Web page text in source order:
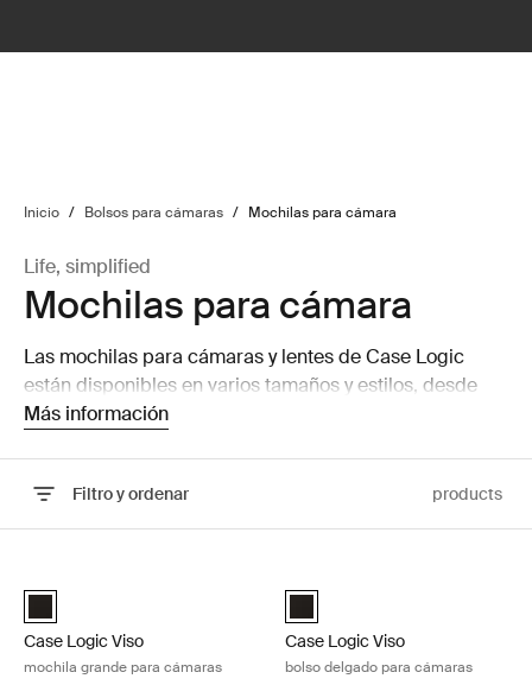
Inicio / Bolsos para cámaras / Mochilas para cámara
Life, simplified
Mochilas para cámara
Las mochilas para cámaras y lentes de Case Logic
están disponibles en varios tamaños y estilos, desde
mochilas pequeñas para cámara hasta mochilas
tableta.
Más información
Filtro y ordenar products
Case Logic Viso Large Camera Backpack Negro (selected)
Case Logic Viso
mochila grande para cámaras
Case Logic Viso Slim Camera
Case Logic Viso
bolso delgado para cámaras